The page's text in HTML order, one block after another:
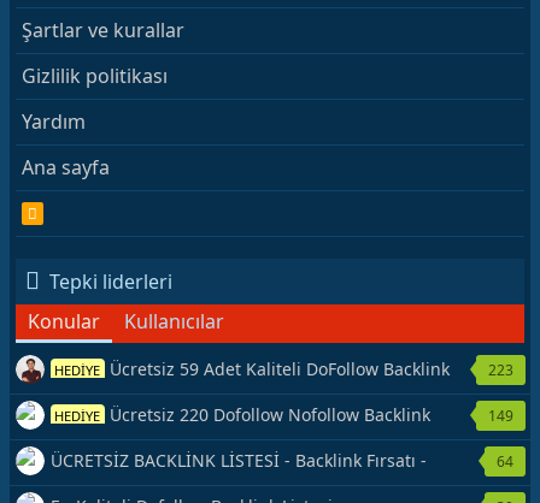
Şartlar ve kurallar
Gizlilik politikası
Yardım
Ana sayfa
S
Tepki liderleri
Konular
Kullanıcılar
HEDİYE Ücretsiz 59 Adet Kaliteli DoFollow Backlink
Kaynağı Veriyorum.
223
HEDİYE Ücretsiz 220 Dofollow Nofollow Backlink
Veriyorum
149
ÜCRETSİZ BACKLİNK LİSTESİ - Backlink Fırsatı -
Hemen Yetiş!
64